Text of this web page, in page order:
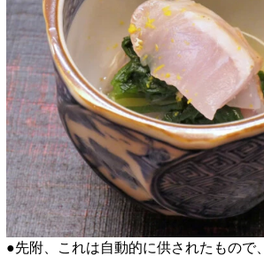
●先附、これは自動的に供されたもので、